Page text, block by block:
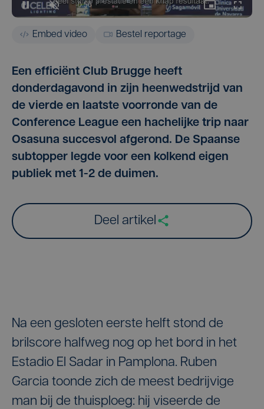
Embed video Bestel reportage
Een efficiënt Club Brugge heeft
donderdagavond in zijn heenwedstrijd van
de vierde en laatste voorronde van de
Conference League een hachelijke trip naar
Osasuna succesvol afgerond. De Spaanse
subtopper legde voor een kolkend eigen
publiek met 1-2 de duimen.
Deel artikel
Na een gesloten eerste helft stond de
brilscore halfweg nog op het bord in het
Estadio El Sadar in Pamplona. Ruben
Garcia toonde zich de meest bedrijvige
man bij de thuisploeg: hij viseerde de